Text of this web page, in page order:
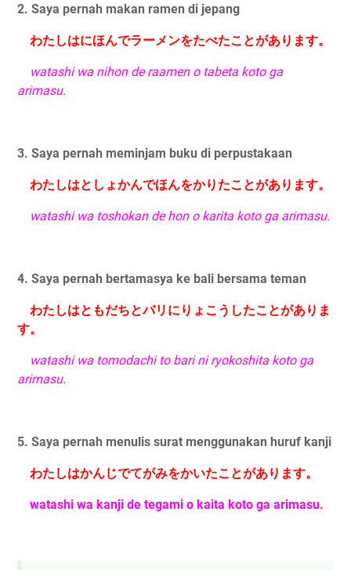
2. Saya pernah makan ramen di jepang
わたしはにほんでラーメンをたべたことがあります。
watashi wa nihon de raamen o tabeta koto ga
arimasu.
3. Saya pernah meminjam buku di perpustakaan
わたしはとしょかんでほんをかりたことがあります。
watashi wa toshokan de hon o karita koto ga arimasu.
4. Saya pernah bertamasya ke bali bersama teman
わたしはともだちとバリにりょこうしたことがありま
す。
watashi wa tomodachi to bari ni ryokoshita koto ga
arimasu.
5. Saya pernah menulis surat menggunakan huruf kanji
わたしはかんじでてがみをかいたことがあります。
watashi wa kanji de tegami o kaita koto ga arimasu.